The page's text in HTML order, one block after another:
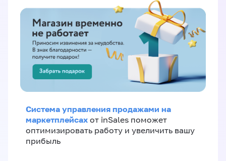
Система управления продажами на
маркетплейсах от inSales поможет
оптимизировать работу и увеличить вашу
прибыль